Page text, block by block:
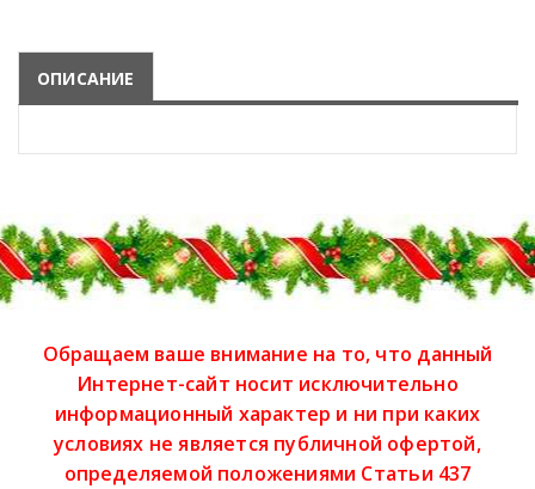
ОПИСАНИЕ
Обращаем ваше внимание на то, что данный
Интернет-сайт носит исключительно
информационный характер и ни при каких
условиях не является публичной офертой,
определяемой положениями Статьи 437